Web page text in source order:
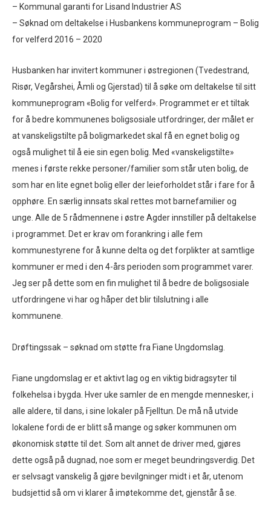
– Kommunal garanti for Lisand Industrier AS
– Søknad om deltakelse i Husbankens kommuneprogram – Bolig
for velferd 2016 – 2020
Husbanken har invitert kommuner i østregionen (Tvedestrand,
Risør, Vegårshei, Åmli og Gjerstad) til å søke om deltakelse til sitt
kommuneprogram «Bolig for velferd». Programmet er et tiltak
for å bedre kommunenes boligsosiale utfordringer, der målet er
at vanskeligstilte på boligmarkedet skal få en egnet bolig og
også mulighet til å eie sin egen bolig. Med «vanskeligstilte»
menes i første rekke personer/familier som står uten bolig, de
som har en lite egnet bolig eller der leieforholdet står i fare for å
opphøre. En særlig innsats skal rettes mot barnefamilier og
unge. Alle de 5 rådmennene i østre Agder innstiller på deltakelse
i programmet. Det er krav om forankring i alle fem
kommunestyrene for å kunne delta og det forplikter at samtlige
kommuner er med i den 4-års perioden som programmet varer.
Jeg ser på dette som en fin mulighet til å bedre de boligsosiale
utfordringene vi har og håper det blir tilslutning i alle
kommunene.
Drøftingssak – søknad om støtte fra Fiane Ungdomslag.
Fiane ungdomslag er et aktivt lag og en viktig bidragsyter til
folkehelsa i bygda. Hver uke samler de en mengde mennesker, i
alle aldere, til dans, i sine lokaler på Fjelltun. De må nå utvide
lokalene fordi de er blitt så mange og søker kommunen om
økonomisk støtte til det. Som alt annet de driver med, gjøres
dette også på dugnad, noe som er meget beundringsverdig. Det
er selvsagt vanskelig å gjøre bevilgninger midt i et år, utenom
budsjettid så om vi klarer å imøtekomme det, gjenstår å se.